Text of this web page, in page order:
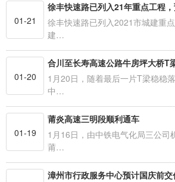
01-21
徐丰快速路已列入21年重点工程
徐丰快速路已列入2021市城建重
建…
01-20
合川至长寿高速公路牛房坪大桥T
1月20日，随着最后一片T梁稳稳
中…
01-19
莆炎高速三明段顺利通车
1月16日，由中铁电气化局三公司
莆…
漳州市行政服务中心预计国庆前交